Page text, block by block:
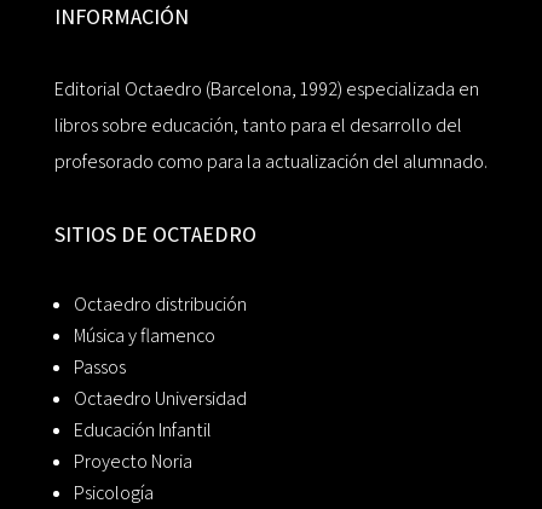
INFORMACIÓN
Editorial Octaedro (Barcelona, 1992) especializada en
libros sobre educación, tanto para el desarrollo del
profesorado como para la actualización del alumnado.
SITIOS DE OCTAEDRO
Octaedro distribución
Música y flamenco
Passos
Octaedro Universidad
Educación Infantil
Proyecto Noria
Psicología